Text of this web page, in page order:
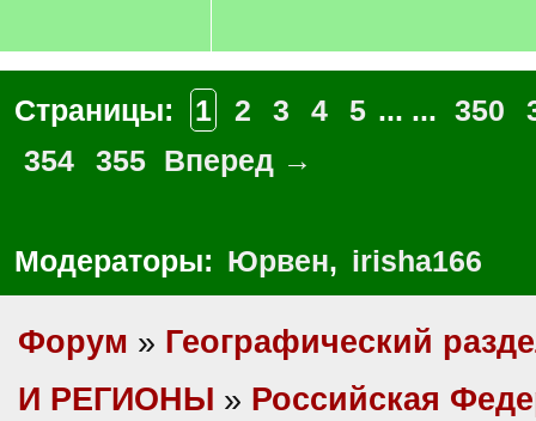
Страницы: 1 2 3 4 5 ... ... 350
354
355 Вперед →
Модераторы: Юрвен, irisha166
Форум » Географический
И РЕГИОНЫ » Российская